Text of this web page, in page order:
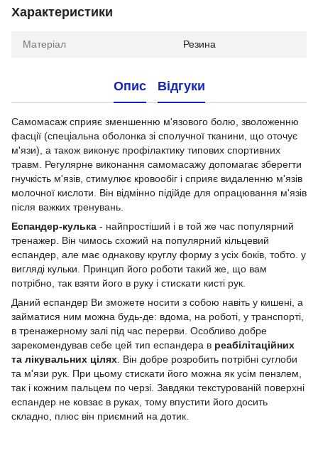
Характеристики
Матеріал Резина
Опис Відгуки
Самомасаж сприяє зменшенню м'язового болю, зволоженню
фасції (спеціальна оболонка зі сполучної тканини, що оточує
м'язи), а також виконує профілактику типових спортивних
травм. Регулярне виконання самомасажу допомагає зберегти
гнучкість м'язів, стимулює кровообіг і сприяє видаленню м'язів
молочної кислоти. Він відмінно підійде для опрацювання м'язів
після важких тренувань.
Еспандер-кулька - найпростіший і в той же час популярний
тренажер. Він чимось схожий на популярний кільцевий
еспандер, але має однакову круглу форму з усіх боків, тобто. у
вигляді кульки. Принцип його роботи такий же, що вам
потрібно, так взяти його в руку і стискати кисті рук.
Даний еспандер Ви зможете носити з собою навіть у кишені, а
займатися ним можна будь-де: вдома, на роботі, у транспорті,
в тренажерному залі під час перерви. Особливо добре
зарекомендував себе цей тип еспандера в реабілітаційних
та лікувальних цілях . Він добре розробить потрібні суглоби
та м'язи рук. При цьому стискати його можна як усім пензлем,
так і кожним пальцем по черзі. Завдяки текстурованій поверхні
еспандер не ковзає в руках, тому впустити його досить
складно, плюс він приємний на дотик.